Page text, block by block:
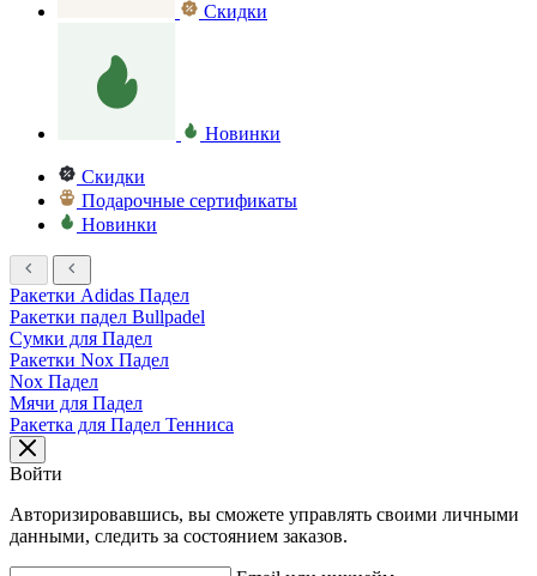
Скидки
Новинки
Скидки
Подарочные сертификаты
Новинки
Ракетки Adidas Падел
Ракетки падел Bullpadel
Сумки для Падел
Ракетки Nox Падел
Nox Падел
Мячи для Падел
Ракетка для Падел Тенниса
Войти
Авторизировавшись, вы сможете управлять своими личными
данными, следить за состоянием заказов.